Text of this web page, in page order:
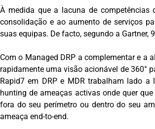
À medida que a lacuna de competências
consolidação e ao aumento de serviços
suas equipas. De facto, segundo a
Com o Managed DRP a complementar e a
rapidamente uma visão acionável de 360°
Rapid7 em DRP e MDR trabalham lado
hunting de ameaças activas onde quer
fora do seu perímetro ou dentro do seu
ameaça end-to-end.